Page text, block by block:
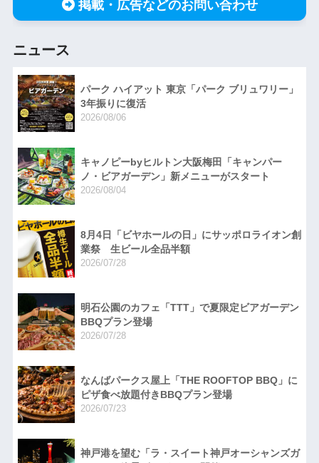
掲載・広告などのお問い合わせ
ニュース
パーク ハイアット 東京「パーク ブリュワリー」
3年振りに復活
2026/08/06
キャノピーbyヒルトン大阪梅田「キャンパー
ノ・ビアガーデン」新メニューがスタート
2026/08/04
8月4日「ビヤホールの日」にサッポロライオン創
業祭 生ビール全品半額
2026/07/28
明石公園のカフェ「TTT」で夏限定ビアガーデン
BBQプラン登場
2026/07/28
なんばパークス屋上「THE ROOFTOP BBQ」に
ピザ食べ放題付きBBQプラン登場
2026/07/23
神戸港を望む「ラ・スイート神戸オーシャンズガ